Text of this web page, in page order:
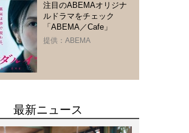
注目のABEMAオリジナ
ルドラマをチェック
「ABEMA／Cafe」
提供：ABEMA